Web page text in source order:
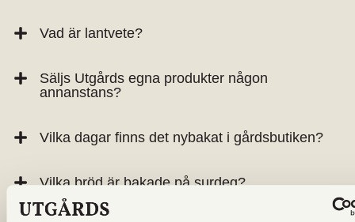
Vad är lantvete?
Säljs Utgårds egna produkter någon
annanstans?
Vilka dagar finns det nybakat i gårdsbutiken?
Vilka bröd är bakade på surdeg?